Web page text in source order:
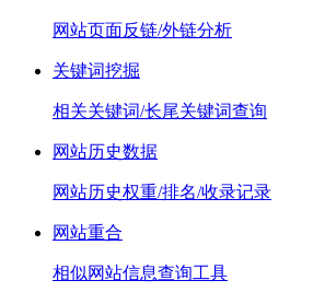
网站页面反链/外链分析
关键词挖掘
相关关键词/长尾关键词查询
网站历史数据
网站历史权重/排名/收录记录
网站重合
相似网站信息查询工具